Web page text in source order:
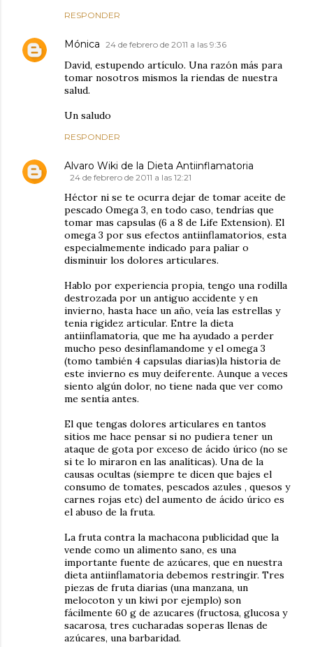
RESPONDER
Mónica 24 de febrero de 2011 a las 9:36
David, estupendo artículo. Una razón más para
tomar nosotros mismos la riendas de nuestra
salud.
Un saludo
RESPONDER
Alvaro Wiki de la Dieta Antiinflamatoria
24 de febrero de 2011 a las 12:21
Héctor ni se te ocurra dejar de tomar aceite de
pescado Omega 3, en todo caso, tendrías que
tomar mas capsulas (6 a 8 de Life Extension). El
omega 3 por sus efectos antiinflamatorios, esta
especialmemente indicado para paliar o
disminuir los dolores articulares.
Hablo por experiencia propia, tengo una rodilla
destrozada por un antiguo accidente y en
invierno, hasta hace un año, veía las estrellas y
tenia rigidez articular. Entre la dieta
antiinflamatoria, que me ha ayudado a perder
mucho peso desinflamandome y el omega 3
(tomo también 4 capsulas diarias)la historia de
este invierno es muy deiferente. Aunque a veces
siento algún dolor, no tiene nada que ver como
me sentía antes.
El que tengas dolores articulares en tantos
sitios me hace pensar si no pudiera tener un
ataque de gota por exceso de ácido úrico (no se
si te lo miraron en las analíticas). Una de la
causas ocultas (siempre te dicen que bajes el
consumo de tomates, pescados azules , quesos y
carnes rojas etc) del aumento de ácido úrico es
el abuso de la fruta.
La fruta contra la machacona publicidad que la
vende como un alimento sano, es una
importante fuente de azúcares, que en nuestra
dieta antiinflamatoria debemos restringir. Tres
piezas de fruta diarias (una manzana, un
melocoton y un kiwi por ejemplo) son
fácilmente 60 g de azucares (fructosa, glucosa y
sacarosa, tres cucharadas soperas llenas de
azúcares, una barbaridad.